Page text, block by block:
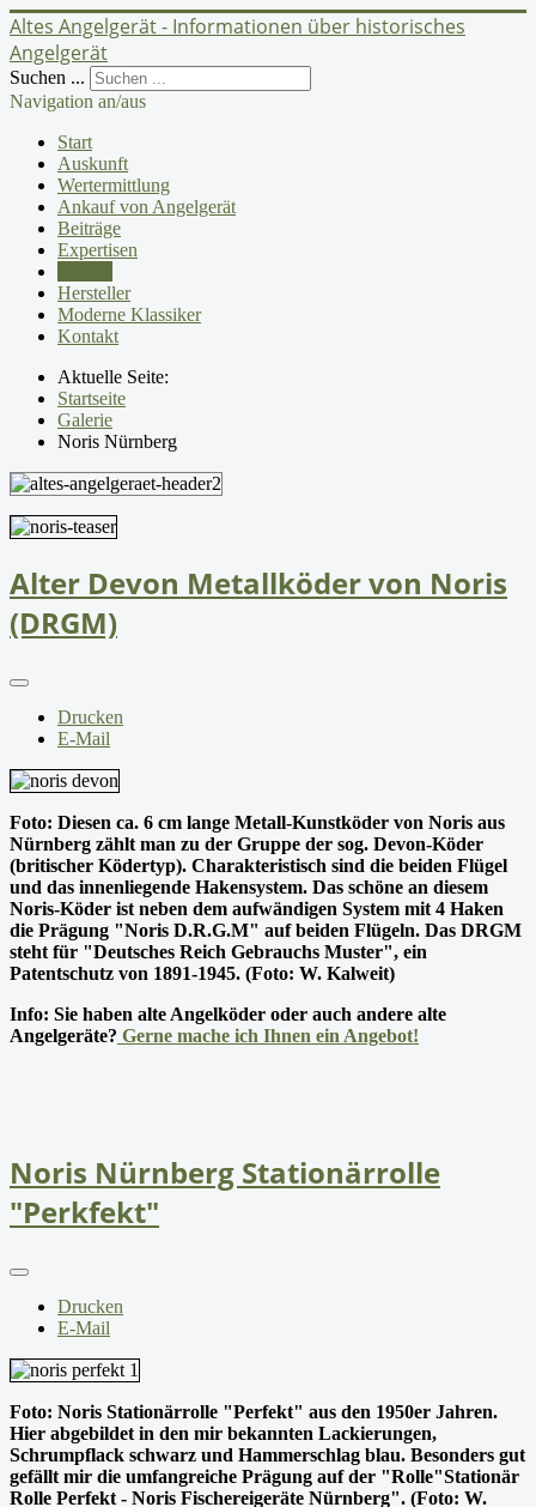
Altes Angelgerät - Informationen über historisches
Angelgerät
Suchen ...
Navigation an/aus
Start
Auskunft
Wertermittlung
Ankauf von Angelgerät
Beiträge
Expertisen
Hersteller
Moderne Klassiker
Kontakt
Aktuelle Seite:
Startseite
Galerie
Noris Nürnberg
Alter Devon Metallköder von Noris
(DRGM)
Drucken
E-Mail
Foto: Diesen ca. 6 cm lange Metall-Kunstköder von Noris aus
Nürnberg zählt man zu der Gruppe der sog. Devon-Köder
(britischer Ködertyp). Charakteristisch sind die beiden Flügel
und das innenliegende Hakensystem. Das schöne an diesem
Noris-Köder ist neben dem aufwändigen System mit 4 Haken
die Prägung "Noris D.R.G.M" auf beiden Flügeln. Das DRGM
steht für "Deutsches Reich Gebrauchs Muster", ein
Patentschutz von 1891-1945. (Foto: W. Kalweit)
Info: Sie haben alte Angelköder oder auch andere alte
Angelgeräte? Gerne mache ich Ihnen ein Angebot!
Noris Nürnberg Stationärrolle
"Perkfekt"
Drucken
E-Mail
Foto: Noris Stationärrolle "Perfekt" aus den 1950er Jahren.
Hier abgebildet in den mir bekannten Lackierungen,
Schrumpflack schwarz und Hammerschlag blau. Besonders gut
gefällt mir die umfangreiche Prägung auf der "Rolle"Stationär
Rolle Perfekt - Noris Fischereigeräte Nürnberg". (Foto: W.